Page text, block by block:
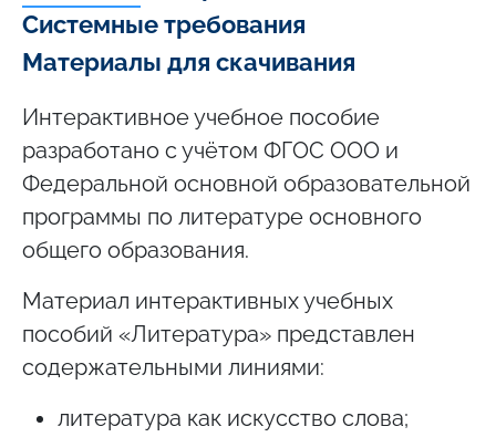
Системные требования
Материалы для скачивания
Интерактивное учебное пособие
разработано с учётом ФГОС ООО и
Федеральной основной образовательной
программы по литературе основного
общего образования.
Материал интерактивных учебных
пособий «Литература» представлен
содержательными линиями:
литература как искусство слова;